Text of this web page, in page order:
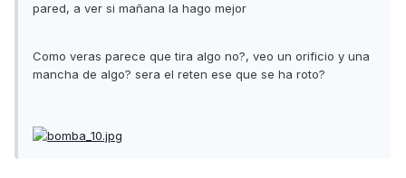
pared, a ver si mañana la hago mejor
Como veras parece que tira algo no?, veo un orificio y una
mancha de algo? sera el reten ese que se ha roto?